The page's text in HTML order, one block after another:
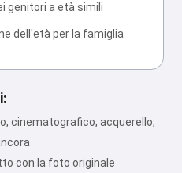
genitori a età simili
dell'età per la famiglia
cinematografico, acquerello,
con la foto originale